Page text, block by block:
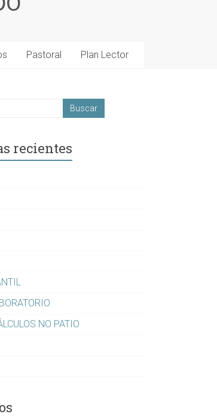
Pastoral Plan Lector
recientes
NO PATIO